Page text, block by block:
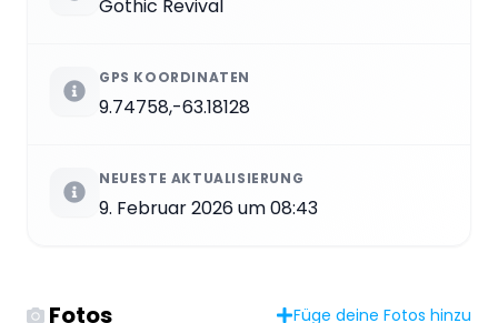
Gothic Revival
GPS KOORDINATEN
9.74758,-63.18128
NEUESTE AKTUALISIERUNG
9. Februar 2026 um 08:43
Fotos Füge deine Fotos hinzu